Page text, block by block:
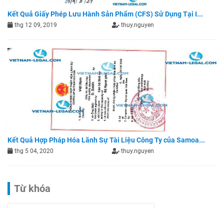
Kết Quả Giấy Phép Lưu Hành Sản Phẩm (CFS) Sử Dụng Tại I...
thg 12 09, 2019 thuy.nguyen
Kết Quả Hợp Pháp Hóa Lãnh Sự Tài Liệu Công Ty của Samoa...
thg 5 04, 2020 thuy.nguyen
Từ khóa